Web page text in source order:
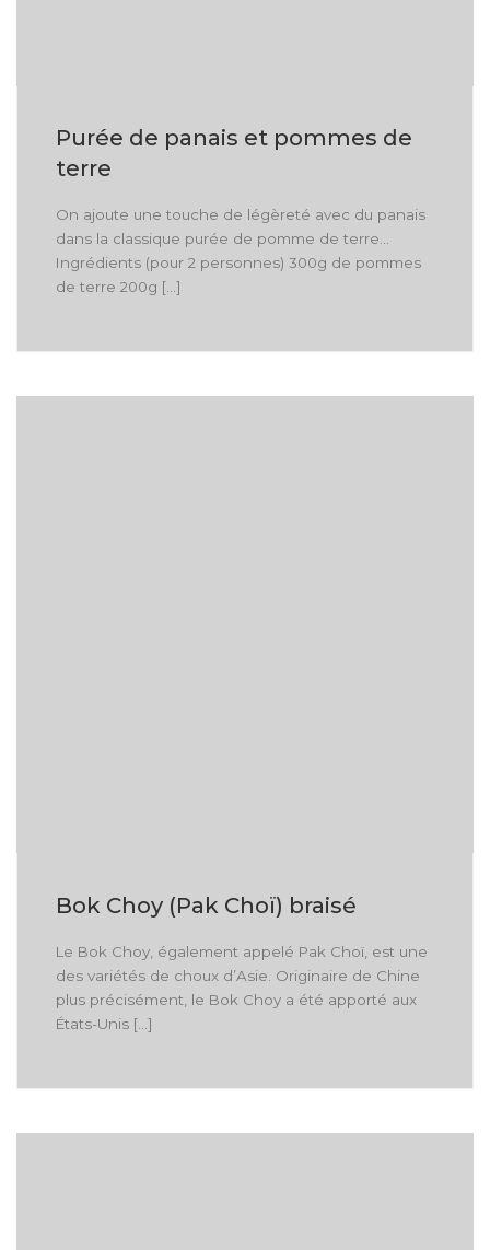
Purée de panais et pommes de
terre
On ajoute une touche de légèreté avec du panais
dans la classique purée de pomme de terre…
Ingrédients (pour 2 personnes) 300g de pommes
de terre 200g […]
Bok Choy (Pak Choï) braisé
Le Bok Choy, également appelé Pak Choï, est une
des variétés de choux d’Asie. Originaire de Chine
plus précisément, le Bok Choy a été apporté aux
États-Unis […]